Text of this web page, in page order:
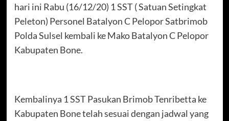
hari ini Rabu (16/12/20) 1 SST ( Satuan Setingkat
Peleton) Personel Batalyon C Pelopor Satbrimob
Polda Sulsel kembali ke Mako Batalyon C Pelopor
Kabupaten Bone.
Kembalinya 1 SST Pasukan Brimob Tenribetta ke
Kabupaten Bone telah sesuai dengan jadwal yang